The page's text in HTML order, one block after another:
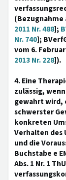
(Bezugnahme
2011 Nr. 488];
Nr. 740];
vom 6.
2013 Nr. 228]).
4. Eine
zulässig,
gewahrt wird,
schwerster
konkreten
Verhalten
und die
Buchstabe e
Abs. 1 Nr. 1